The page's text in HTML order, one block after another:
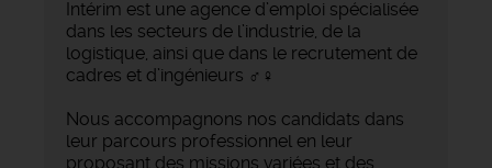
Intérim est une agence d’emploi spécialisée
dans les secteurs de l’industrie, de la
logistique, ainsi que dans le recrutement de
cadres et d’ingénieurs ‍♂️‍♀️
Nous accompagnons nos candidats dans
leur parcours professionnel en leur
proposant des missions variées et des